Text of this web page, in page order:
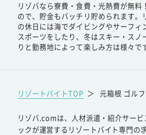
リゾバなら寮費・食費・光熱費が無料
ので、貯金もバッチリ貯められます。
の休日には海でダイビングやサーフィ
スポーツをしたり、冬はスキー・スノ
りと勤務地によって楽しみ方は様々で
リゾートバイトTOP ＞ 元箱根 ゴル
リゾバ.comは、人材派遣・紹介サービ
ックが運営するリゾートバイト専門の